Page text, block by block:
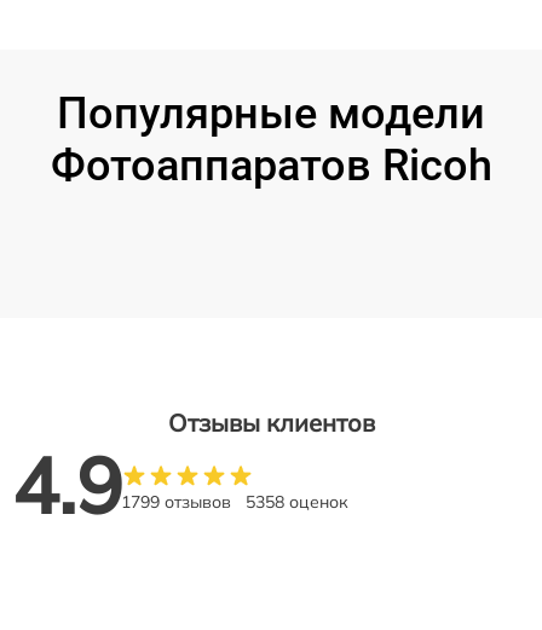
Популярные модели
Фотоаппаратов Ricoh
Отзывы клиентов
4.91799 отзывов 5358 оценок